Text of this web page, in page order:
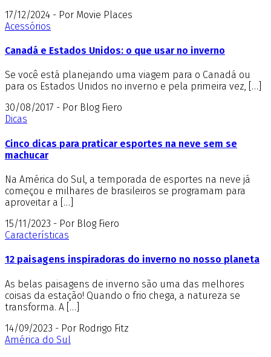
17/12/2024 - Por Movie Places
Acessórios
Canadá e Estados Unidos: o que usar no inverno
Se você está planejando uma viagem para o Canadá ou
para os Estados Unidos no inverno e pela primeira vez, […]
30/08/2017 - Por Blog Fiero
Dicas
Cinco dicas para praticar esportes na neve sem se
machucar
Na América do Sul, a temporada de esportes na neve já
começou e milhares de brasileiros se programam para
aproveitar a […]
15/11/2023 - Por Blog Fiero
Características
12 paisagens inspiradoras do inverno no nosso planeta
As belas paisagens de inverno são uma das melhores
coisas da estação! Quando o frio chega, a natureza se
transforma. A […]
14/09/2023 - Por Rodrigo Fitz
América do Sul